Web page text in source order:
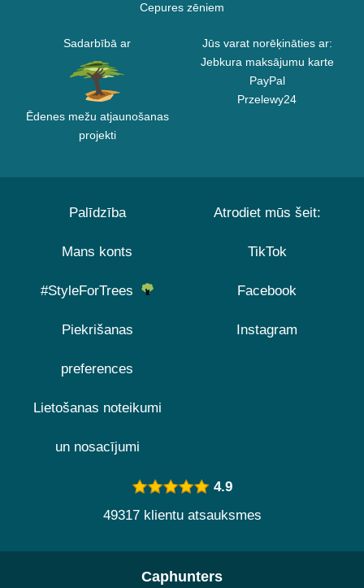
Cepures zēniem
Sadarbībā ar
Ēdenes mežu atjaunošanas
projekti
Jūs varat norēķināties ar:
Jebkura maksājumu karte
PayPal
Przelewy24
Palīdzība
Mans konts
#StyleForTrees
Piekrišanas
preferences
Lietošanas noteikumi
un nosacījumi
Atrodiet mūs šeit:
TikTok
Facebook
Instagram
4.9
49317 klientu atsauksmes
Caphunters